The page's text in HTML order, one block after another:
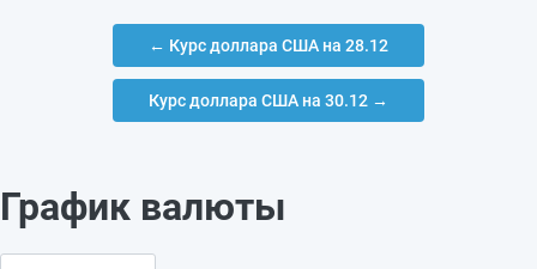
← Курс доллара США на 28.12
Курс доллара США на 30.12 →
График валюты